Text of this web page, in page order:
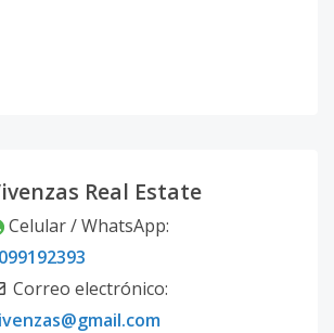
Real Estate
Celular / WhatsApp:
Correo electrónico: